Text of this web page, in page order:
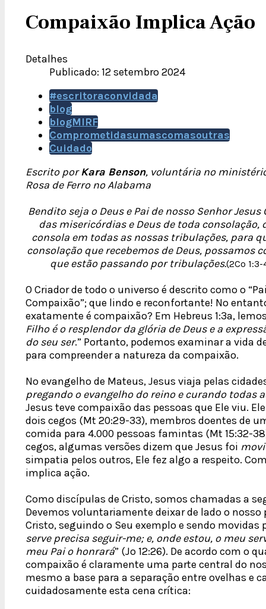
Compaixão Implica Ação
Detalhes
Publicado: 12 setembro 2024
#escritoraconvidada
blog
blogMIRF
Comprometidasumascomasoutras
Cuidado
Escrito porKara Benson, voluntária no
Rosa de Ferro no Alabama
Bendito seja o Deus e Pai de nosso Senhor Jesus
das misericórdias e Deus de toda consolação,
consola em todas as nossas tribulações, para
consolação que recebemos de Deus, possamos
que estão passando por tribulações.(2Co 1:3-
O Criador de todo o universo é descrito como o
Compaixão”; que lindo e reconfortante! No
exatamente é compaixão? Em Hebreus 1:3a,
Filho é o resplendor da glória de Deus e a
do seu ser.” Portanto, podemos examinar a vida
para compreender a natureza da compaixão.
No evangelho de Mateus, Jesus viaja pelas
pregando o evangelho do reino e curando todas
Jesus teve compaixão das pessoas que Ele viu.
dois cegos (Mt 20:29-33), membros doentes de
comida para 4.000 pessoas famintas (Mt 15:32-
cegos, algumas versões dizem que Jesus foi
simpatia pelos outros, Ele fez algo a respeito.
implica ação.
Como discípulas de Cristo, somos chamadas a
Devemos voluntariamente deixar de lado o
Cristo, seguindo o Seu exemplo e sendo movidas
serve precisa seguir-me; e, onde estou, o meu
meu Pai o honrará” (Jo 12:26). De acordo com o
compaixão é claramente uma parte central do
mesmo a base para a separação entre ovelhas e
cuidadosamente esta cena crítica: